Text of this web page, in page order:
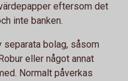
eftersom det
inte banken.
bolag, såsom
eller något annat
Normalt påverkas